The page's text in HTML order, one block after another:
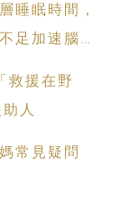
睡眠時間，
足加速腦部
救援在野
人
常見疑問